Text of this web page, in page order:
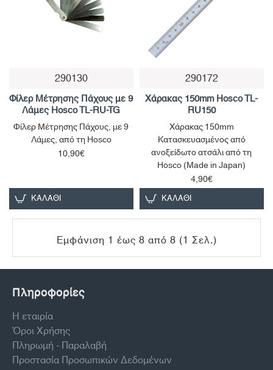
290130
Φίλερ Μέτρησης Πάχους με 9
Λάμες Hosco TL-RU-TG
Φίλερ Μέτρησης Πάχους, με 9
Λάμες, από τη Hosco
10,90€
ΚΑΛΆΘΙ
290172
Χάρακας 150mm Hosco TL-
RU150
Χάρακας 150mm
Κατασκευασμένος από
ανοξείδωτο ατσάλι από τη
Hosco (Made in Japan)
4,90€
ΚΑΛΆΘΙ
Εμφάνιση 1 έως 8 από 8 (1 Σελ.)
Πληροφορίες
Η εταιρία
Όροι Χρήσης
Πληρωμή - Παραλαβή
Προστασία Προσωπικών Δεδομένων